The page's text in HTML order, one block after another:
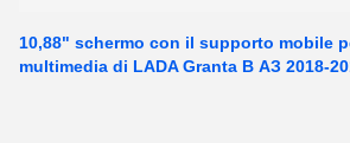
10,88" schermo con il supporto mobile
multimedia di LADA Granta В АЗ 2018-